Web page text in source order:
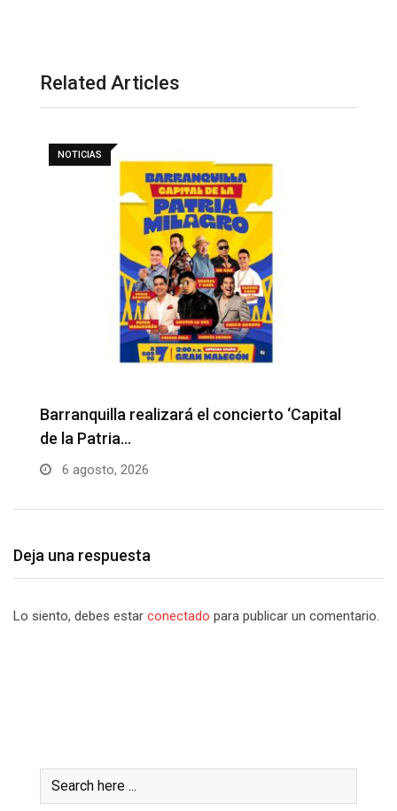
Related Articles
NOTICIAS
Barranquilla realizará el concierto ‘Capital
de la Patria…
6 agosto, 2026
Deja una respuesta
Lo siento, debes estar conectado para publicar un comentario.